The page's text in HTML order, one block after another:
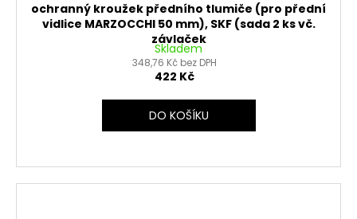
ochranný kroužek předního tlumiče (pro přední
vidlice MARZOCCHI 50 mm), SKF (sada 2 ks vč.
závlaček
Skladem
348,76 Kč bez DPH
422 Kč
DO KOŠÍKU